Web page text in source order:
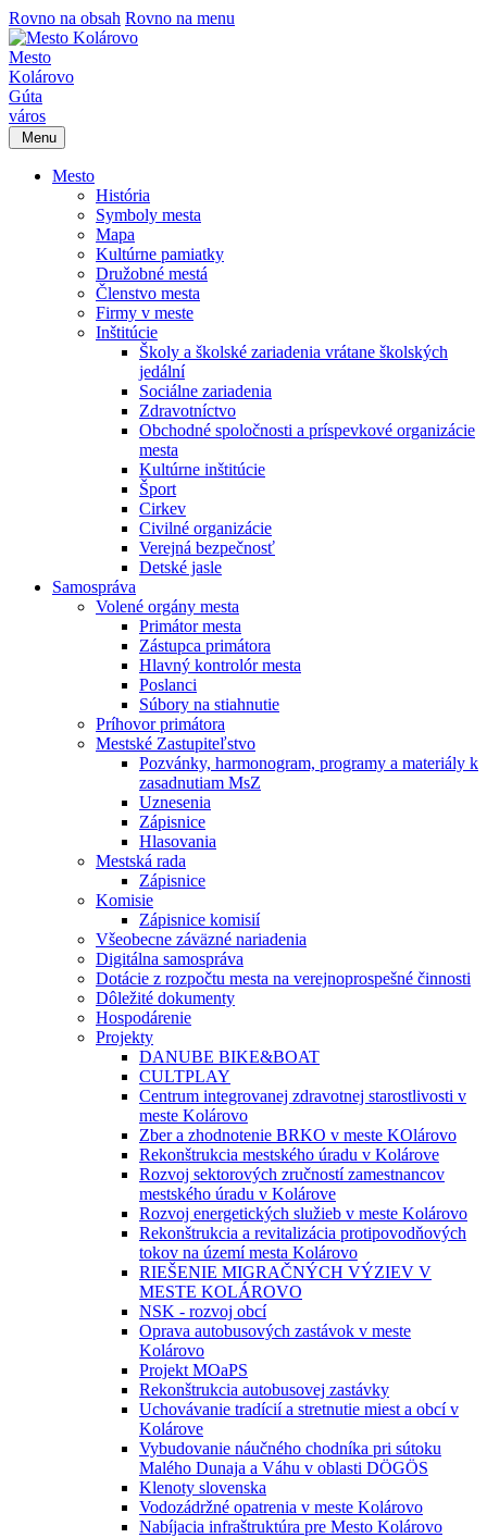
Rovno na obsah Rovno na menu
Mesto
Kolárovo
Gúta
város
Menu
Mesto
História
Symboly mesta
Mapa
Kultúrne pamiatky
Družobné mestá
Členstvo mesta
Firmy v meste
Inštitúcie
Školy a školské zariadenia vrátane školských
jedální
Sociálne zariadenia
Zdravotníctvo
Obchodné spoločnosti a príspevkové organizácie
mesta
Kultúrne inštitúcie
Šport
Cirkev
Civilné organizácie
Verejná bezpečnosť
Detské jasle
Samospráva
Volené orgány mesta
Primátor mesta
Zástupca primátora
Hlavný kontrolór mesta
Poslanci
Súbory na stiahnutie
Príhovor primátora
Mestské Zastupiteľstvo
Pozvánky, harmonogram, programy a materiály k
zasadnutiam MsZ
Uznesenia
Zápisnice
Hlasovania
Mestská rada
Zápisnice
Komisie
Zápisnice komisií
Všeobecne záväzné nariadenia
Digitálna samospráva
Dotácie z rozpočtu mesta na verejnoprospešné činnosti
Dôležité dokumenty
Hospodárenie
Projekty
DANUBE BIKE&BOAT
CULTPLAY
Centrum integrovanej zdravotnej starostlivosti v
meste Kolárovo
Zber a zhodnotenie BRKO v meste KOlárovo
Rekonštrukcia mestského úradu v Kolárove
Rozvoj sektorových zručností zamestnancov
mestského úradu v Kolárove
Rozvoj energetických služieb v meste Kolárovo
Rekonštrukcia a revitalizácia protipovodňových
tokov na území mesta Kolárovo
RIEŠENIE MIGRAČNÝCH VÝZIEV V
MESTE KOLÁROVO
NSK - rozvoj obcí
Oprava autobusových zastávok v meste
Kolárovo
Projekt MOaPS
Rekonštrukcia autobusovej zastávky
Uchovávanie tradícií a stretnutie miest a obcí v
Kolárove
Vybudovanie náučného chodníka pri sútoku
Malého Dunaja a Váhu v oblasti DÖGÖS
Klenoty slovenska
Vodozádržné opatrenia v meste Kolárovo
Nabíjacia infraštruktúra pre Mesto Kolárovo